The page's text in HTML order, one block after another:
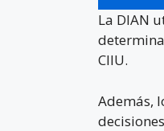
La DIAN
CIIU.
Además,